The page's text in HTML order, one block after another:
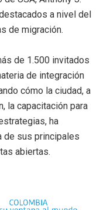
a nivel del
de migración.
de 1.500 invitados
de integración
cómo la ciudad, a
la capacitación para
ha
de sus principales
abiertas.